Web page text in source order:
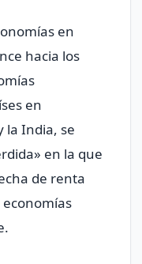
en
hacia los
en
la India, se
en la que
de renta
economías